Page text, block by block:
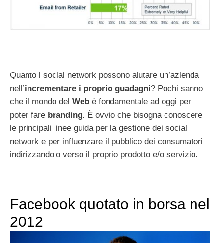
Quanto i social network possono aiutare un’azienda
nell’incrementare i proprio guadagni? Pochi sanno
che il mondo del Web è fondamentale ad oggi per
poter fare branding. È ovvio che bisogna conoscere
le principali linee guida per la gestione dei social
network e per influenzare il pubblico dei consumatori
indirizzandolo verso il proprio prodotto e/o servizio.
Facebook quotato in borsa nel
2012